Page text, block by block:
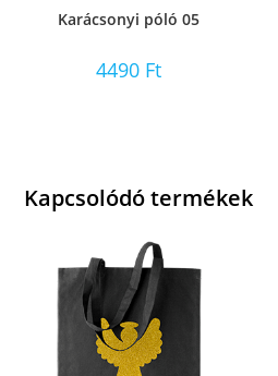
Karácsonyi póló 05
4490 Ft
Kapcsolódó termékek